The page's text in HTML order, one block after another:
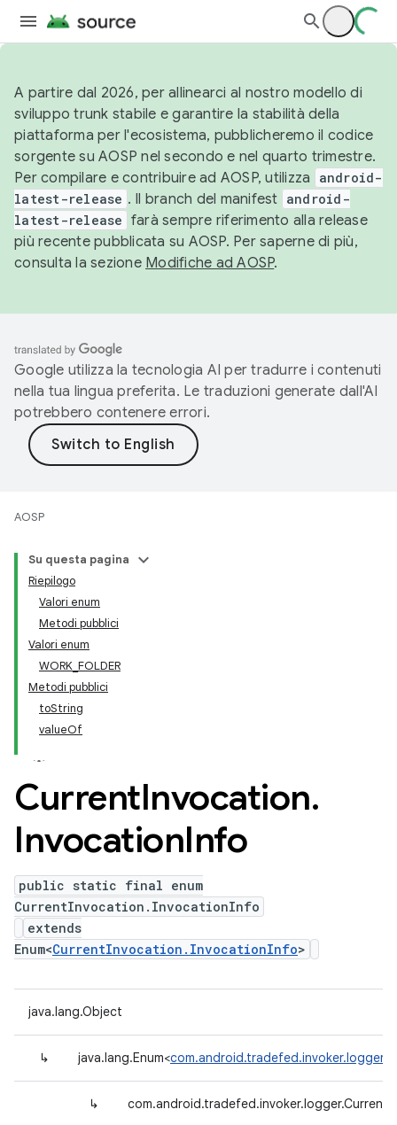
A partire dal 2026, per allinearci al nostro modello di
sviluppo trunk stabile e garantire la stabilità della
piattaforma per l'ecosistema, pubblicheremo il codice
sorgente su AOSP nel secondo e nel quarto trimestre.
Per compilare e contribuire ad AOSP, utilizza
android-
latest-release . Il branch del manifest android-
latest-release farà sempre riferimento alla release
più recente pubblicata su AOSP. Per saperne di più,
consulta la sezione Modifiche ad AOSP.
Google utilizza la tecnologia AI per tradurre i contenuti
nella tua lingua preferita. Le traduzioni generate dall'AI
potrebbero contenere errori.
AOSP
Su questa pagina
Riepilogo
Valori enum
Metodi pubblici
Valori enum
WORK_FOLDER
Metodi pubblici
toString
valueOf
CurrentInvocation.
InvocationInfo
public static final enum
CurrentInvocation.InvocationInfo
extends
Enum<CurrentInvocation.InvocationInfo>
java.lang.Object
↳ java.lang.Enum<
↳